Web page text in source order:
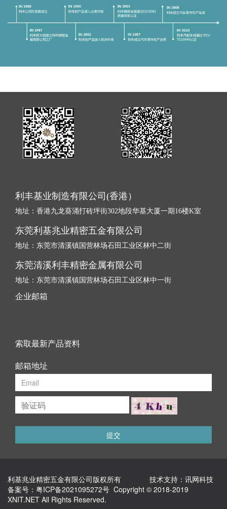
利丰基业制造有限公司(香港）
地址：香港九龙葵涌打砖坪街302地段华基大厦一期16楼K室
东莞利基兆业精密五金有限公司
地址：东莞市清溪镇国营林场石田工业区林中二街
东莞清溪利丰精密金属有限公司
地址：东莞市清溪镇国营林场石田工业区林中一街
企业邮箱
索取最新产品资料
邮箱地址
提交
利基兆业精密五金有限公司版权所有 技术支持： 讯网科技
备案号： 粤ICP备2021095272号 Copyright © 2018-2019
XNIT.NET All Rights Reserved.